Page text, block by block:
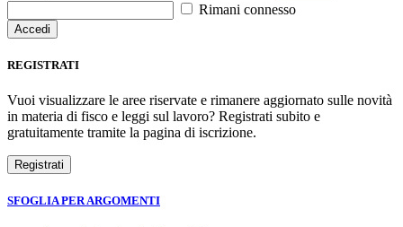
Rimani connesso
REGISTRATI
Vuoi visualizzare le aree riservate e rimanere aggiornato sulle novità
in materia di fisco e leggi sul lavoro? Registrati subito e
gratuitamente tramite la pagina di iscrizione.
SFOGLIA PER ARGOMENTI